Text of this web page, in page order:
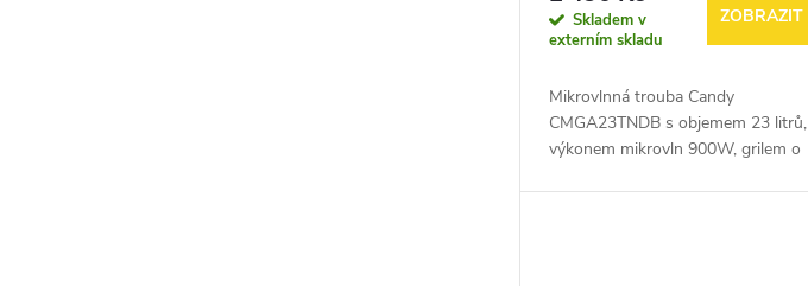
Skladem v
externím skladu
ZOBRAZIT
Mikrovlnná trouba Candy
CMGA23TNDB s objemem 23 litrů,
výkonem mikrovln 900W, grilem o